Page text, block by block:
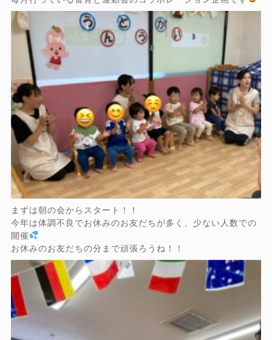
まずは朝の会からスタート！！
今年は体調不良でお休みのお友だちが多く、少ない人数での
開催
お休みのお友だちの分まで頑張ろうね！！